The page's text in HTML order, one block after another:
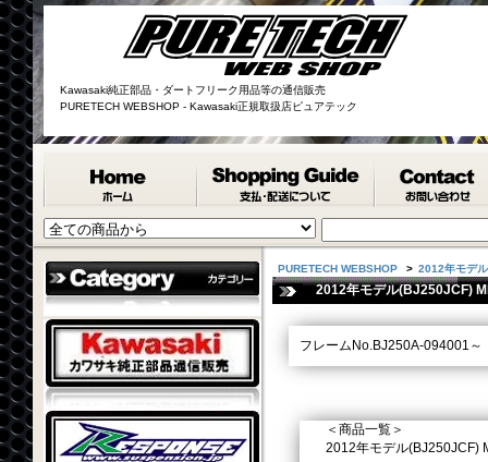
Kawasaki純正部品・ダートフリーク用品等の通信販売
PURETECH WEBSHOP - Kawasaki正規取扱店ピュアテック
PURETECH WEBSHOP > 2012年モデ
2012年モデル(BJ250JCF)
フレームNo.BJ250A-094001～
＜商品一覧＞
2012年モデル(BJ250JCF)